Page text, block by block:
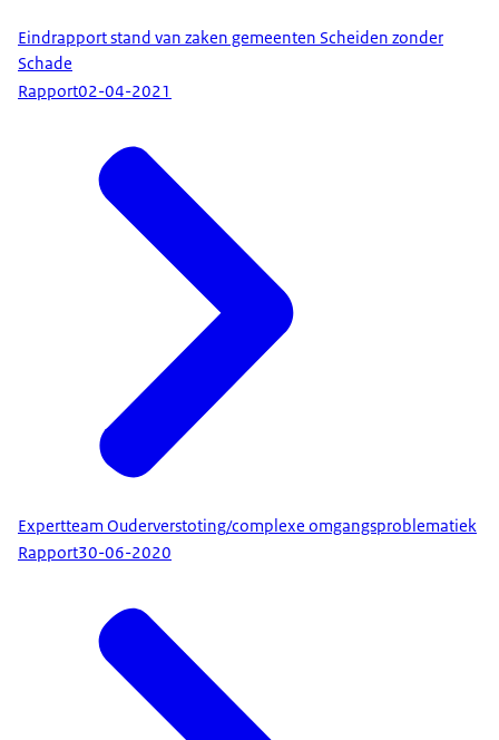
Eindrapport stand van zaken gemeenten Scheiden zonder
Schade
Rapport02-04-2021
Expertteam Ouderverstoting/complexe omgangsproblematiek
Rapport30-06-2020